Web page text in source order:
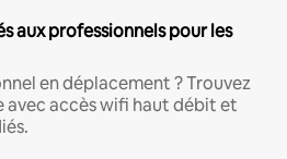
aux professionnels pour les
en déplacement ? Trouvez
avec accès wifi haut débit et